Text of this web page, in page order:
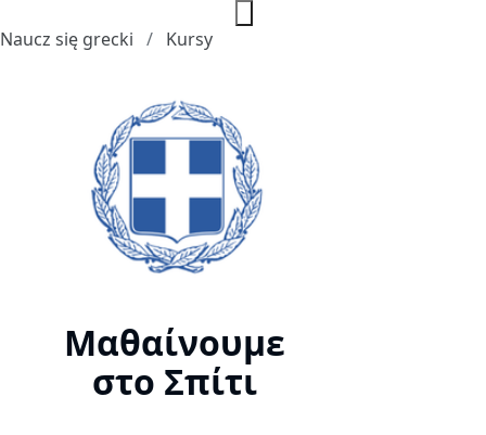
Naucz się grecki Kursy
Μαθαίνουμε
στο Σπίτι